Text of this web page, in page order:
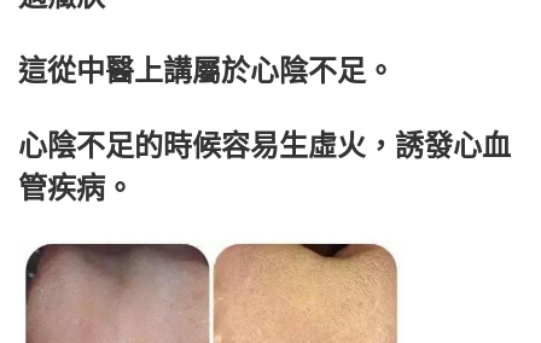
這從中醫上講屬於心陰不足。
心陰不足的時候容易生虛火，誘發心血
管疾病。